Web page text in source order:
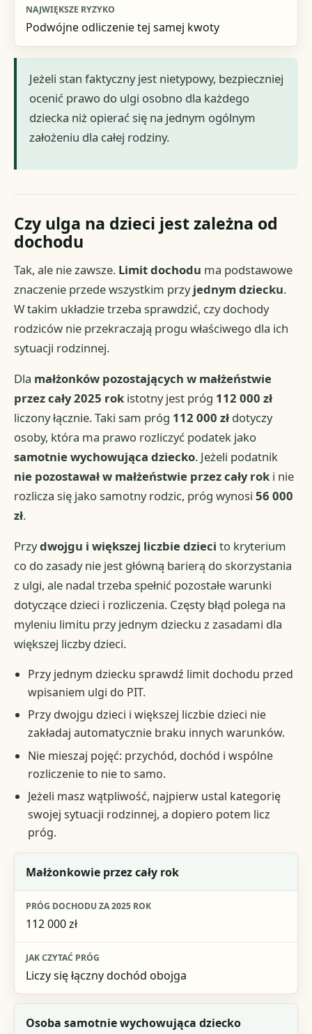
Podwójne odliczenie tej samej kwoty
Jeżeli stan faktyczny jest nietypowy, bezpieczniej
ocenić prawo do ulgi osobno dla każdego
dziecka niż opierać się na jednym ogólnym
założeniu dla całej rodziny.
Czy ulga na dzieci jest zależna od
dochodu
Tak, ale nie zawsze. Limit dochodu ma podstawowe
znaczenie przede wszystkim przyjednym dziecku.
W takim układzie trzeba sprawdzić, czy dochody
rodziców nie przekraczają progu właściwego dla ich
sytuacji rodzinnej.
Dla małżonków pozostających w małżeństwie
przez cały 2025 rok istotny jest próg 112 000 zł
liczony łącznie. Taki sam próg 112 000 zł dotyczy
osoby, która ma prawo rozliczyć podatek jako
samotnie wychowująca dziecko. Jeżeli podatnik
nie pozostawał w małżeństwie przez cały rok i nie
rozlicza się jako samotny rodzic, próg wynosi56 000
zł.
Przydwojgu i większej liczbie dzieci to kryterium
co do zasady nie jest główną barierą do skorzystania
z ulgi, ale nadal trzeba spełnić pozostałe warunki
dotyczące dzieci i rozliczenia. Częsty błąd polega na
myleniu limitu przy jednym dziecku z zasadami dla
większej liczby dzieci.
Przy jednym dziecku sprawdź limit dochodu przed
wpisaniem ulgi do PIT.
Przy dwojgu dzieci i większej liczbie dzieci nie
zakładaj automatycznie braku innych warunków.
Nie mieszaj pojęć: przychód, dochód i wspólne
rozliczenie to nie to samo.
Jeżeli masz wątpliwość, najpierw ustal kategorię
swojej sytuacji rodzinnej, a dopiero potem licz
próg.
Sytuacja przy jednym dziecku
Próg dochodu za 2025 rok
Małżonkowie przez cały rok
112 000 zł
Liczy się łączny dochód obojga
Osoba samotnie wychowująca dziecko